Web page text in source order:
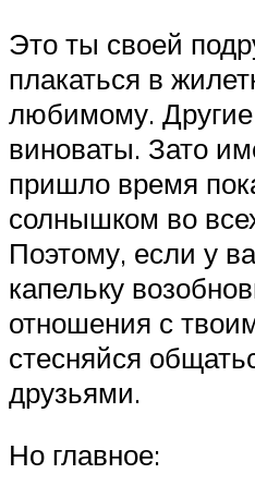
Это ты своей
плакаться в
любимому.
виноваты. Зато
пришло время
солнышком во
Поэтому, если у
капельку
отношения с
стесняйся
друзьями.
Но главное: